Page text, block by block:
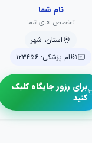
نام شما
تخصص های شما
استان، شهر
نظام پزشکی: ۱۲۳۴۵۶
برای رزور جایگاه کلیک
کنید